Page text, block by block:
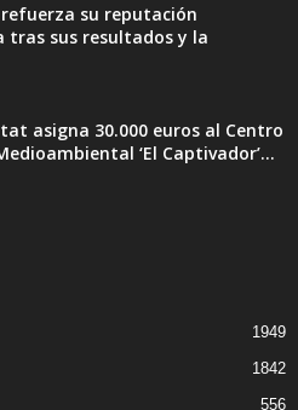
su reputación
tras sus resultados y la
asigna 30.000 euros al Centro
‘El Captivador’...
1949
1842
556